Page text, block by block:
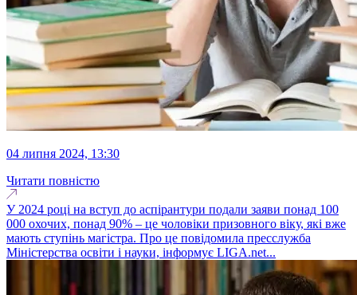
04 липня 2024, 13:30
Читати повністю
У 2024 році на вступ до аспірантури подали заяви понад 100
000 охочих, понад 90% – це чоловіки призовного віку, які вже
мають ступінь магістра. Про це повідомила пресслужба
Міністерства освіти і науки, інформує LIGA.net...